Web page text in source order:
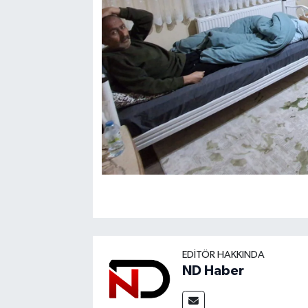
EDITÖR HAKKINDA
ND Haber